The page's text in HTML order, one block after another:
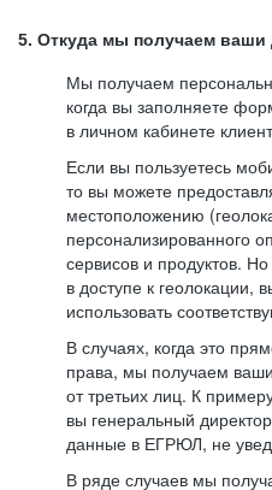
5. Откуда мы получаем ваши
Мы получаем
когда вы заполняете
в личном кабинете
Если вы пользуетесь
то вы можете
местоположению
персонализированного
сервисов и продуктов.
в доступе к геолокации,
использовать
В случаях, когда это
права, мы получаем
от третьих лиц. К
вы генеральный
данные в ЕГРЮЛ, не
В ряде случаев мы